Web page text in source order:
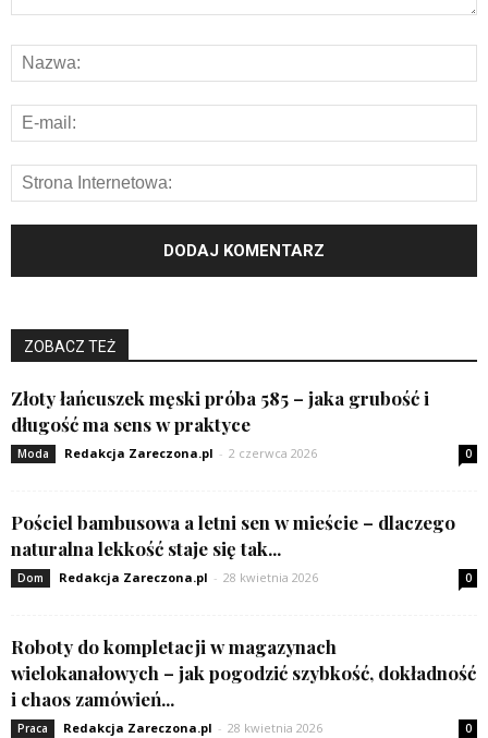
ZOBACZ TEŻ
Złoty łańcuszek męski próba 585 – jaka grubość i
długość ma sens w praktyce
Moda Redakcja Zareczona.pl - 2 czerwca 2026 0
Pościel bambusowa a letni sen w mieście – dlaczego
naturalna lekkość staje się tak...
Dom Redakcja Zareczona.pl - 28 kwietnia 2026 0
Roboty do kompletacji w magazynach
wielokanałowych – jak pogodzić szybkość, dokładność
i chaos zamówień...
Praca Redakcja Zareczona.pl - 28 kwietnia 2026 0